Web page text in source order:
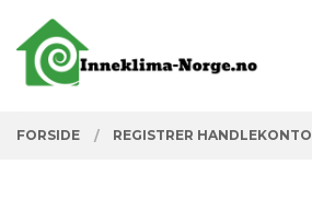
innholdet
PRODUKTER
FORSIDE REGISTRER HANDLEKONTO